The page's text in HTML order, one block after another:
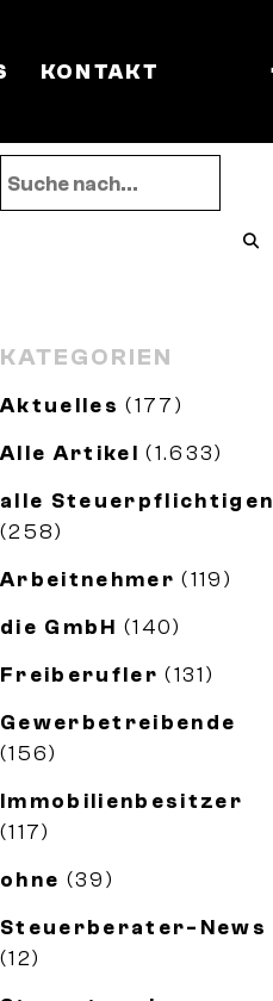
KONTAKT
KATEGORIEN
Aktuelles (177)
Alle Artikel (1.633)
alle Steuerpflichtigen
(258)
Arbeitnehmer (119)
die GmbH (140)
Freiberufler (131)
Gewerbetreibende
(156)
Immobilienbesitzer
(117)
ohne (39)
Steuerberater-News
(12)